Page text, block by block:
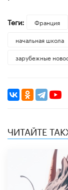
Теги: Франция
начальная школа
зарубежные
ЧИТАЙТЕ